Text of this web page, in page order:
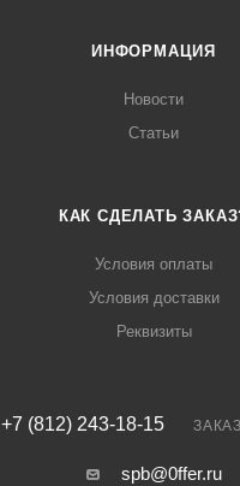
ИНФОРМАЦИЯ
Новости
Статьи
КАК СДЕЛАТЬ
Условия оплаты
Условия доставки
Реквизиты
+7 (812) 243-18-15
spb@0ffer.ru